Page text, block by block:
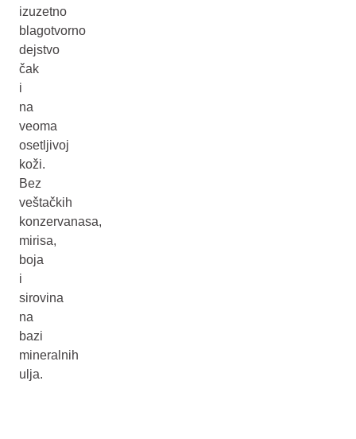
izuzetno
blagotvorno
dejstvo
čak
i
na
veoma
osetljivoj
koži.
Bez
veštačkih
konzervanasa,
mirisa,
boja
i
sirovina
na
bazi
mineralnih
ulja.